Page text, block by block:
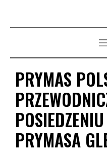
PRYMAS
PRYMASA